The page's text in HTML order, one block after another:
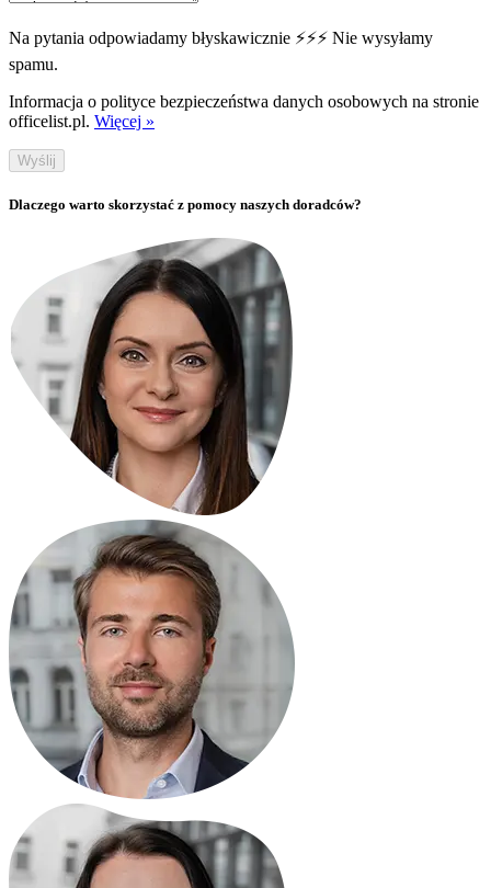
Na pytania odpowiadamy błyskawicznie ⚡⚡⚡ Nie wysyłamy
spamu.
Informacja o polityce bezpieczeństwa danych osobowych na stronie
officelist.pl. Więcej »
Wyślij
Dlaczego warto skorzystać z pomocy naszych doradców?